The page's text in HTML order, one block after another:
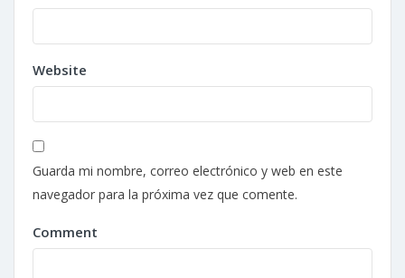
Website
Guarda mi nombre, correo electrónico y web en este
navegador para la próxima vez que comente.
Comment